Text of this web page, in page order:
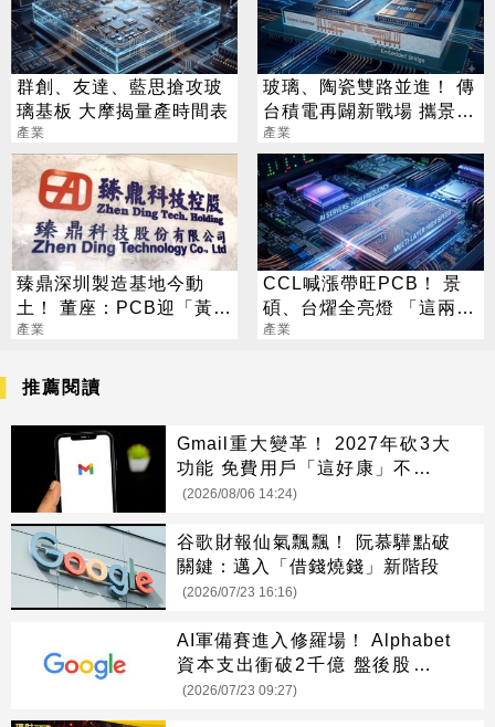
群創、友達、藍思搶攻玻
璃基板 大摩揭量產時間表
產業
玻璃、陶瓷雙路並進！ 傳
台積電再闢新戰場 攜景碩
布局類EMIB
產業
臻鼎深圳製造基地今動
土！ 董座：PCB迎「黃金
十年」
產業
CCL喊漲帶旺PCB！ 景
碩、台燿全亮燈 「這兩
檔」還創新高
產業
推薦閱讀
Gmail重大變革！ 2027年砍3大
功能 免費用戶「這好康」不能用
了
(2026/08/06 14:24)
谷歌財報仙氣飄飄！ 阮慕驊點破
關鍵：邁入「借錢燒錢」新階段
(2026/07/23 16:16)
AI軍備賽進入修羅場！ Alphabet
資本支出衝破2千億 盤後股價跌
4％
(2026/07/23 09:27)